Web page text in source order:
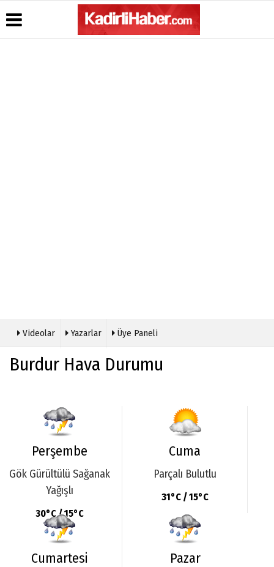
Videolar Yazarlar Üye Paneli
Burdur Hava Durumu
Perşembe
Gök Gürültülü Sağanak
Yağışlı
30°C / 15°C
Cuma
Parçalı Bulutlu
31°C / 15°C
Cumartesi Pazar